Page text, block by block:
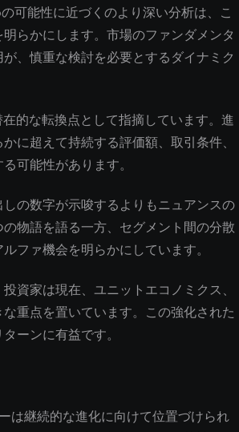
可能性に近づくのより深い分析は、こ
らかにします。市場のファンダメンタ
、慎重な検討を必要とするダイナミク
的な転換点として指摘しています。進
に超えて持続する評価額、取引条件、
可能性があります。
の数字が示唆するよりもニュアンスの
物語を語る一方、セグメント間の分散
ファ機会を明らかにしています。
資家は現在、ユニットエコノミクス、
重点を置いています。この強化された
ーンに有益です。
は継続的な進化に向けて位置づけられ